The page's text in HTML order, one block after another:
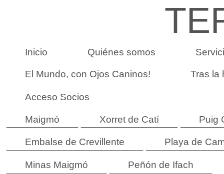
Inicio Quiénes somos
El Mundo, con Ojos Caninos! Tras la
Acceso Socios
Maigmó Xorret de Catí Puig
Embalse de Crevillente Playa de
Minas Maigmó Peñón de Ifach